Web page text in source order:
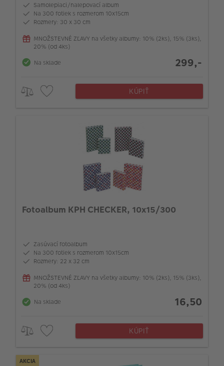
Samolepiaci/nalepovací album
Na 300 fotiek s rozmerom 10x15cm
Rozmery: 30 x 30 cm
MNOŽSTEVNÉ ZĽAVY na všetky albumy: 10% (2ks), 15% (3ks),
20% (od 4ks)
Na sklade
299,-
KÚPIŤ
Fotoalbum KPH CHECKER, 10x15/300
Zasúvací fotoalbum
Na 300 fotiek s rozmerom 10x15cm
Rozmery: 22 x 32 cm
MNOŽSTEVNÉ ZĽAVY na všetky albumy: 10% (2ks), 15% (3ks),
20% (od 4ks)
Na sklade
16,50
KÚPIŤ
AKCIA